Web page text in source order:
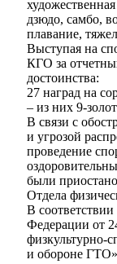
дзюдо, самбо,
плавание,
Выступая на
КГО за
достоинства:
27 наград на
– из них 9-
В связи с
и угрозой
проведение
были
Отдела
В
Федерации от
физкультурно-
и обороне